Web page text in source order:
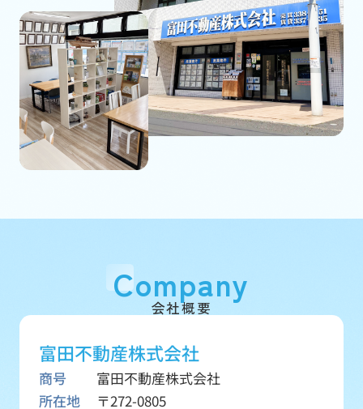
Company
会社概要
富田不動産株式会社
商号
富田不動産株式会社
所在地
〒272-0805